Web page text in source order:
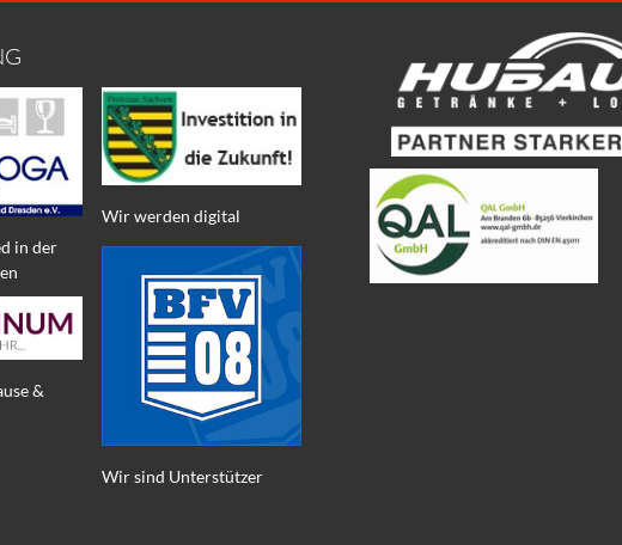
in der
&
Wir werden digital
Wir sind Unterstützer